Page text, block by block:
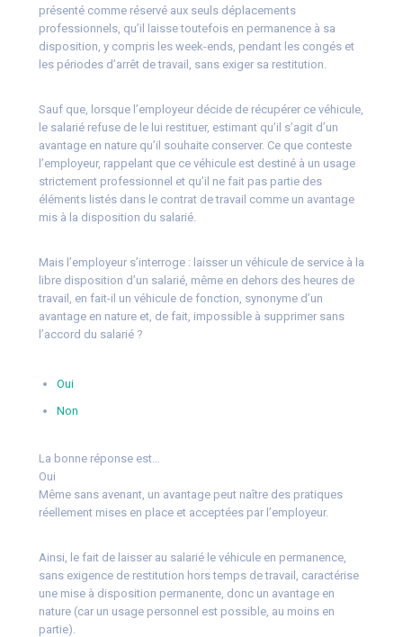
présenté comme réservé aux seuls déplacements
professionnels, qu’il laisse toutefois en permanence à sa
disposition, y compris les week-ends, pendant les congés et
les périodes d’arrêt de travail, sans exiger sa restitution.
Sauf que, lorsque l’employeur décide de récupérer ce véhicule,
le salarié refuse de le lui restituer, estimant qu’il s’agit d’un
avantage en nature qu’il souhaite conserver. Ce que conteste
l’employeur, rappelant que ce véhicule est destiné à un usage
strictement professionnel et qu’il ne fait pas partie des
éléments listés dans le contrat de travail comme un avantage
mis à la disposition du salarié.
Mais l’employeur s’interroge : laisser un véhicule de service à la
libre disposition d’un salarié, même en dehors des heures de
travail, en fait-il un véhicule de fonction, synonyme d’un
avantage en nature et, de fait, impossible à supprimer sans
l’accord du salarié ?
Oui
Non
La bonne réponse est…
Oui
Même sans avenant, un avantage peut naître des pratiques
réellement mises en place et acceptées par l’employeur.
Ainsi, le fait de laisser au salarié le véhicule en permanence,
sans exigence de restitution hors temps de travail, caractérise
une mise à disposition permanente, donc un avantage en
nature (car un usage personnel est possible, au moins en
partie).